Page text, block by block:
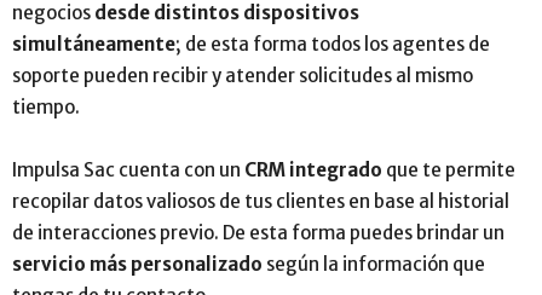
negocios desde distintos dispositivos
simultáneamente; de esta forma todos los agentes de
soporte pueden recibir y atender solicitudes al mismo
tiempo.
Impulsa Sac cuenta con un CRM integrado que te permite
recopilar datos valiosos de tus clientes en base al historial
de interacciones previo. De esta forma puedes brindar un
servicio más personalizado según la información que